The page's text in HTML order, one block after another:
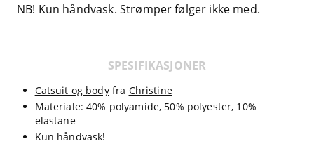
NB! Kun håndvask. Strømper følger ikke med.
SPESIFIKASJONER
Catsuit og bodyfra Christine
Materiale: 40% polyamide, 50% polyester, 10%
elastane
Kun håndvask!